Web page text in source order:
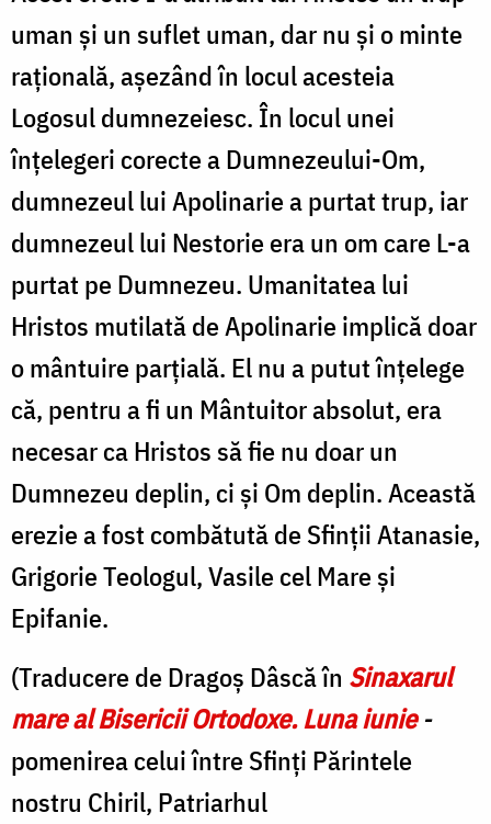
uman și un suflet uman, dar nu și o minte
raţională, așezând în locul acesteia
Logosul dumnezeiesc. În locul unei
înţelegeri corecte a Dumnezeului-Om,
dumnezeul lui Apolinarie a purtat trup, iar
dumnezeul lui Nestorie era un om care L-a
purtat pe Dumnezeu. Umanitatea lui
Hristos mutilată de Apolinarie implică doar
o mântuire parţială. El nu a putut înţelege
că, pentru a fi un Mântuitor absolut, era
necesar ca Hristos să fie nu doar un
Dumnezeu deplin, ci și Om deplin. Această
erezie a fost combătută de Sfinţii Atanasie,
Grigorie Teologul, Vasile cel Mare și
Epifanie.
(Traducere de Dragoș Dâscă în Sinaxarul
mare al Bisericii Ortodoxe. Luna iunie-
pomenirea celui între Sfinţi Părintele
nostru Chiril, Patriarhul